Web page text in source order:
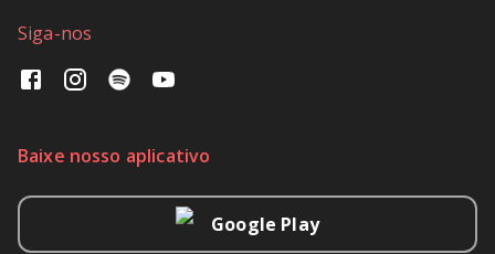
Siga-nos
Baixe nosso aplicativo
Google Play